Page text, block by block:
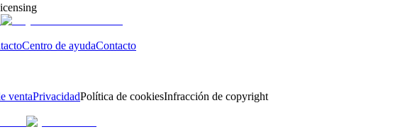
Centro de ayudaContacto
ventaPrivacidadPolítica de cookiesInfracción de copyright